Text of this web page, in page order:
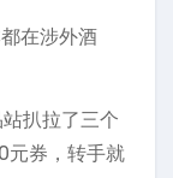
在涉外酒
扒拉了三个
元券，转手就